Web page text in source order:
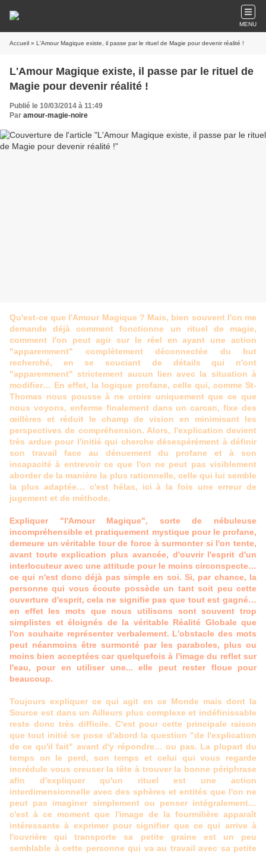
MENU
Accueil » L'Amour Magique existe, il passe par le rituel de Magie pour devenir réalité !
L'Amour Magique existe, il passe par le rituel de
Magie pour devenir réalité !
Publié le 10/03/2014 à 11:49
Par amour-magie-noire
Qu'est-ce que l'Amour Magique ? Mais, bien souvent l'on me
demande déjà comment fonctionne un rituel de magie,
comment l'on peut agir sur le réel en ayant une action
"apparemment" complètement déconnectée du but
recherché, en se souciant de détails qui n'ont
"apparemment" strictement aucun lien avec la situation à
modifier… En effet, la logique profane, celle qui, comme St-
Thomas nous pousse à ne croire uniquement que ce que
nous voyons, enferme finalement dans un carcan, fixe des
œillères et réduit le champ de vision en minimisant les
perspectives de compréhension. Alors, l'explication devient
très ardue pour l'initié qui cherche désespérément à définir
son travail face au dénuement du profane et à son
incapacité à entrevoir ce que l'on ne peut pas visiblement
aborder de la manière la plus rationnelle, celle qui lui semble
la plus adaptée… c'est hélas, ici à la fois une erreur de
jugement et de méthode.
Expliquer "l'Amour Magique", sorte de nébuleuse
incompréhensible et pratiquement mystique pour le profane,
demeure un véritable tour de force à surmonter si l'on tente,
avant toute explication plus avancée, d'ouvrir l'esprit d'un
interlocuteur avec une attitude pour le moins circonspecte…
ce qui n'est donc déjà pas simple en soi. Si, par chance, la
personne qui vous écoute possède un tant soit peu cette
ouverture d'esprit, cela ne signifie pas que tout est gagné…
en effet les mots que nous utilisons sont souvent trop
simplistes et éloignés de la véritable Réalité Globale que
l'on souhaite représenter verbalement. L'obstacle des mots
peut néanmoins être surmonté par les paraboles, plus ou
moins bien acceptées car quelquefois à l'image du reflet sur
l'eau, pour en utiliser une... elle peut rester floue pour
beaucoup.
Toujours expliquer ce qui agit en ce Monde mais dont la
Source est dans un Ailleurs plus complexe et indéfinissable
reste donc très difficile. C'est pour cette principale raison
que tout initié se pose d'abord la question "de l'explication
de ce qu'il fait" avant d'y répondre… ou pas. La plupart du
temps on le perd, son temps et celui qui vous regarde
incrédule vous creuser la tête à trouver la bonne périphrase
afin d'expliquer qu'un rituel est une action
interdimensionnelle avec des sphères et entités que l'on ne
peut pas imaginer simplement ou penser intégralement…
c'est à ce moment que l'image de la fourmilière apparaît
intéressante à exprimer pour signifier que ce qui arrive à
l'ouvrière qui transporte sa petite graine est un peu
semblable à cette personne qui va au travail avec sa petite